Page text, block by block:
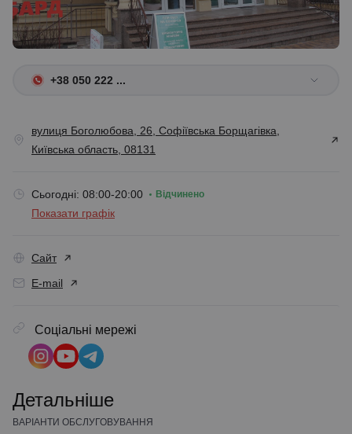
+38 050 222 ...
вулиця Боголюбова, 26, Софіївська Борщагівка,
Київська область, 08131
Сьогодні: 08:00-20:00 Відчинено
Показати графік
Сайт
E-mail
Соціальні мережі
Детальніше
ВАРІАНТИ ОБСЛУГОВУВАННЯ